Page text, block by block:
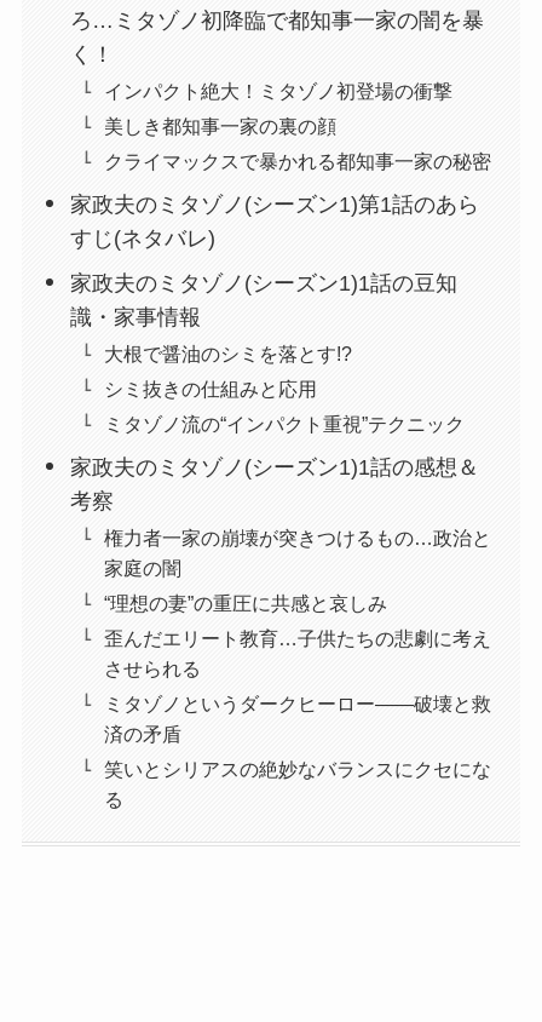
ろ…ミタゾノ初降臨で都知事一家の闇を暴
く！
インパクト絶大！ミタゾノ初登場の衝撃
美しき都知事一家の裏の顔
クライマックスで暴かれる都知事一家の秘密
家政夫のミタゾノ(シーズン1)第1話のあら
すじ(ネタバレ)
家政夫のミタゾノ(シーズン1)1話の豆知
識・家事情報
大根で醤油のシミを落とす!?
シミ抜きの仕組みと応用
ミタゾノ流の“インパクト重視”テクニック
家政夫のミタゾノ(シーズン1)1話の感想＆
考察
権力者一家の崩壊が突きつけるもの…政治と
家庭の闇
“理想の妻”の重圧に共感と哀しみ
歪んだエリート教育…子供たちの悲劇に考え
させられる
ミタゾノというダークヒーロー——破壊と救
済の矛盾
笑いとシリアスの絶妙なバランスにクセにな
る